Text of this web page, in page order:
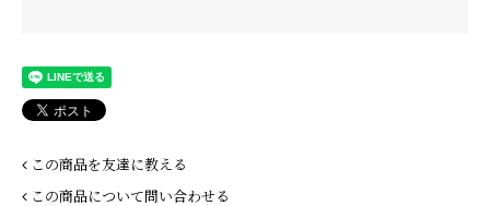
この商品を友達に教える
この商品について問い合わせる